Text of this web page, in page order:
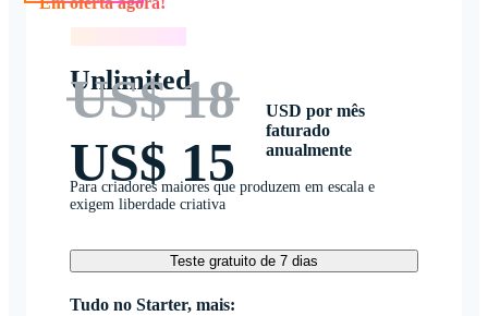
Unlimited
US$ 18
US$ 15
USD por mês
faturado
anualmente
Para criadores maiores que produzem em escala e
exigem liberdade criativa
Teste gratuito de 7 dias
Tudo no Starter, mais: